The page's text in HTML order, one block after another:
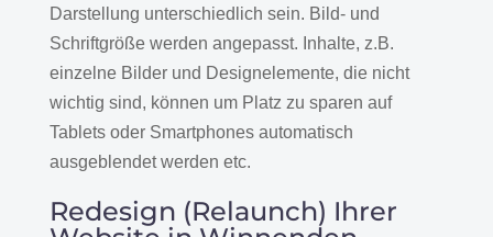
Darstellung unterschiedlich sein. Bild- und
Schriftgröße werden angepasst. Inhalte, z.B.
einzelne Bilder und Designelemente, die nicht
wichtig sind, können um Platz zu sparen auf
Tablets oder Smartphones automatisch
ausgeblendet werden etc.
Redesign (Relaunch) Ihrer